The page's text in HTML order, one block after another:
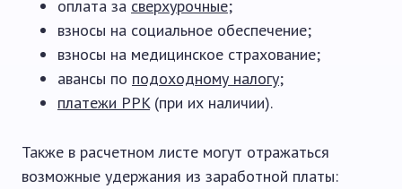
оплата за сверхурочные;
взносы на социальное обеспечение;
взносы на медицинское страхование;
авансы по подоходному налогу;
платежи PPK(при их наличии).
Также в расчетном листе могут отражаться
возможные удержания из заработной платы: